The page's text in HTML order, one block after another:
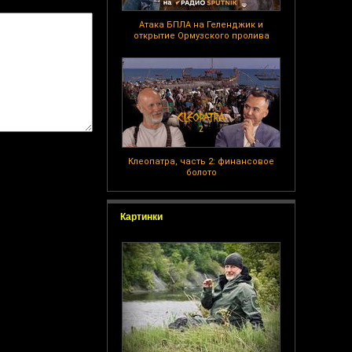
Атака БПЛА на Геленджик и
открытие Ормузского пролива
Клеопатра, часть 2: финансовое
болото
Картинки